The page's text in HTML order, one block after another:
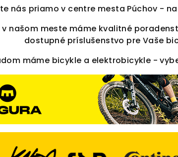
nás priamo v centre mesta Púchov -
našom meste máme kvalitné
dostupné príslušenstvo pre Vaše
máme bicykle a elektrobicykle -